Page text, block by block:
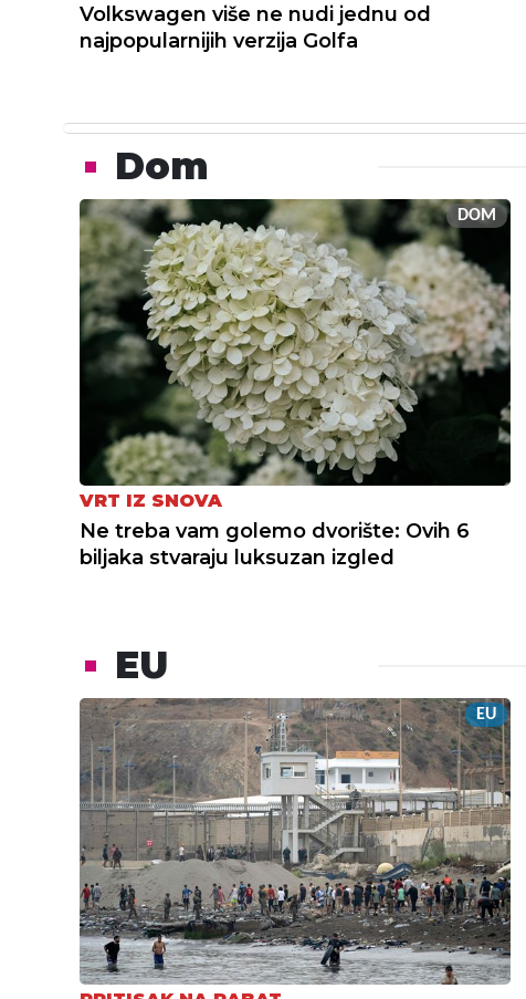
Volkswagen više ne nudi jednu od
najpopularnijih verzija Golfa
Dom
DOM
VRT IZ SNOVA
Ne treba vam golemo dvorište: Ovih 6
biljaka stvaraju luksuzan izgled
EU
EU